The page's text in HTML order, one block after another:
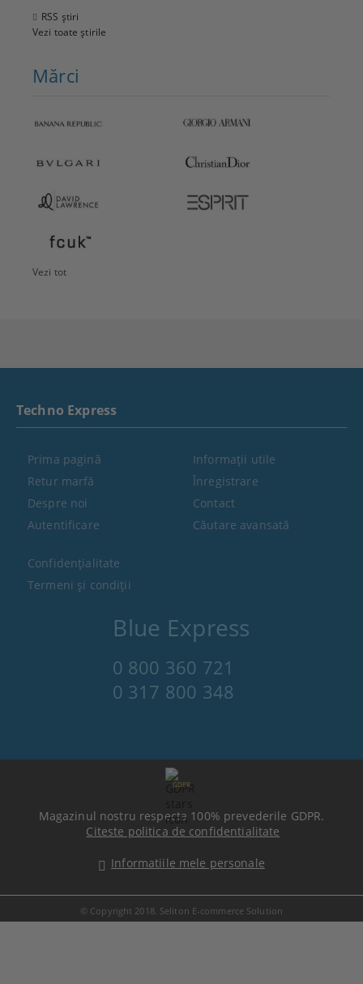
RSS știri
Vezi toate știrile
Mărci
Vezi tot
Blue Express
0 800 360 721
0 317 800 348
Techno Express
Prima pagină
Retur marfă
Despre noi
Autentificare
Informaţii utile
Înregistrare
Contact
Căutare avansată
Confidenţialitate
Termeni şi condiţii
GDPR
Magazinul nostru respecta 100% prevederile GDPR.
Citeste politica de confidentialitate
Informatiile mele personale
© Copyright 2018. Seliton E-commerce Solution